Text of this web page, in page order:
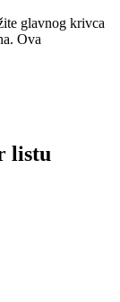
glavnog krivca
Ova
listu